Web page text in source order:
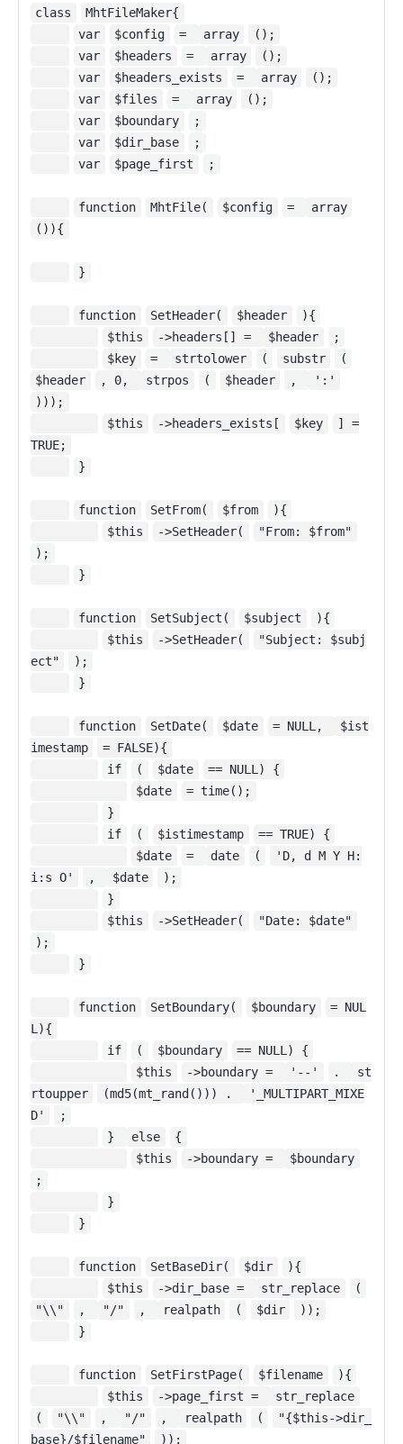
class
MhtFileMaker{
var
$config = array
();
var
$headers = array
();
var
$headers_exists = array
();
var
$files = array
();
var
$boundary
;
var
$dir_base
;
var
$page_first ;
function MhtFile( $config =
array
()){
}
function SetHeader( $header
){
$this
->headers[] = $header
;
$key
= strtolower ( substr
(
$header
, 0, strpos ( $header ,
':'
)));
$this
->headers_exists[ $key
] =
TRUE;
}
function SetFrom( $from
){
$this
->SetHeader(
"From: $from"
);
}
function SetSubject( $subject
){
$this
->SetHeader(
"Subject: $subj
ect"
);
}
function SetDate( $date = NULL,
$ist
imestamp
= FALSE){
if
( $date
== NULL) {
$date
= time();
}
if
( $istimestamp
== TRUE) {
$date
= date (
'D, d M Y H:
i:s O'
, $date
);
}
$this
->SetHeader(
"Date: $date"
);
}
function SetBoundary( $boundary
= NUL
L){
if
( $boundary
== NULL) {
$this
->boundary = '--' .
st
rtoupper
(md5(mt_rand())) .
'_MULTIPART_MIXE
D'
;
}
else
{
$this
->boundary =
$boundary
;
}
}
function SetBaseDir( $dir
){
$this
->dir_base = str_replace
(
"\\"
, "/" , realpath ( $dir
));
}
function SetFirstPage( $filename
){
$this
->page_first =
str_replace
(
"\\" , "/" , realpath (
"{$this->dir_
base}/$filename"
));